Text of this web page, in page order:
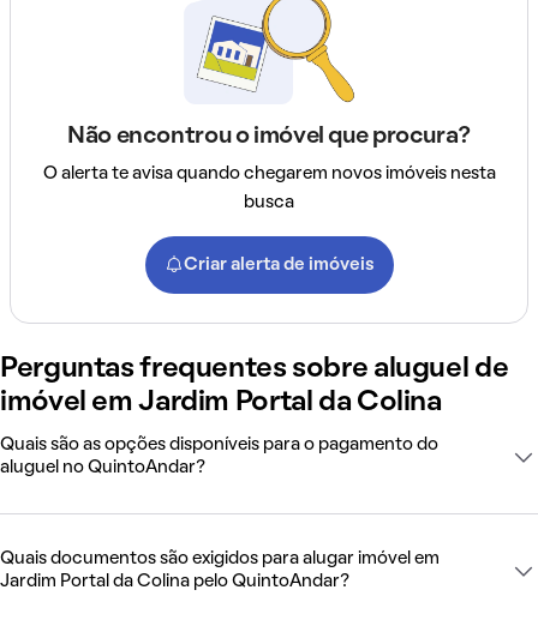
Não encontrou o imóvel que procura?
O alerta te avisa quando chegarem novos imóveis nesta
busca
Criar alerta de imóveis
Perguntas frequentes sobre aluguel de
imóvel em Jardim Portal da Colina
Quais são as opções disponíveis para o pagamento do
aluguel no QuintoAndar?
Quais documentos são exigidos para alugar imóvel em
Jardim Portal da Colina pelo QuintoAndar?